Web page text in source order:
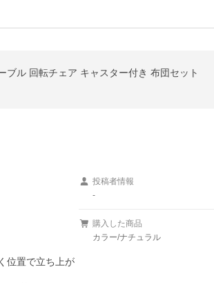
ル 回転チェア キャスター付き 布団セット
位置で立ち上が
投稿者情報
-
購入した商品
カラー/ナチュラル